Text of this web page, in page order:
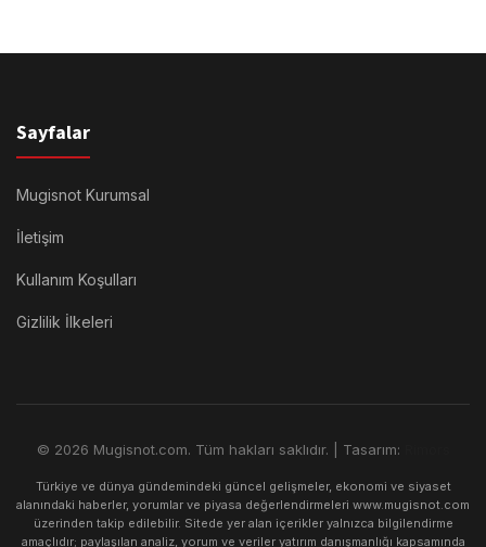
Sayfalar
Mugisnot Kurumsal
İletişim
Kullanım Koşulları
Gizlilik İlkeleri
© 2026 Mugisnot.com. Tüm hakları saklıdır. | Tasarım:
Türkiye ve dünya gündemindeki güncel gelişmeler, ekonomi ve siyaset
alanındaki haberler, yorumlar ve piyasa değerlendirmeleri www.mugisnot.com
üzerinden takip edilebilir. Sitede yer alan içerikler yalnızca bilgilendirme
amaçlıdır; paylaşılan analiz, yorum ve veriler yatırım danışmanlığı kapsamında